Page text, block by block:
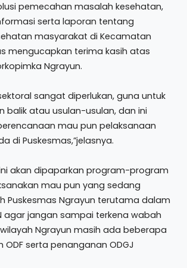
pemecahan masalah kesehatan,
serta laporan tentang
masyarakat di Kecamatan
mengucapkan terima kasih atas
Ngrayun.
sangat diperlukan, guna untuk
balik atau usulan-usulan, dan ini
mau pun pelaksanaan
di Puskesmas,”jelasnya.
akan dipaparkan program-program
mau pun yang sedang
Puskesmas Ngrayun terutama dalam
agar jangan sampai terkena wabah
Ngrayun masih ada beberapa
serta penanganan ODGJ